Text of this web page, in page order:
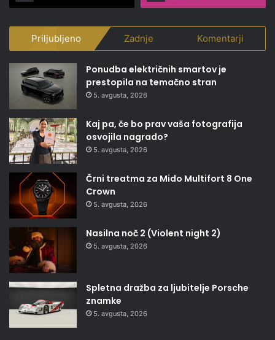
Priljubljeno Zadnje Komentarji
Ponudba električnih smartov je
prestopila na temačno stran
5. avgusta, 2026
Kaj pa, če bo prav vaša fotografija
osvojila nagrado?
5. avgusta, 2026
Črni treatma za Mido Multifort 8 One
Crown
5. avgusta, 2026
Nasilna noč 2 (Violent night 2)
5. avgusta, 2026
Spletna dražba za ljubitelje Porsche
znamke
5. avgusta, 2026